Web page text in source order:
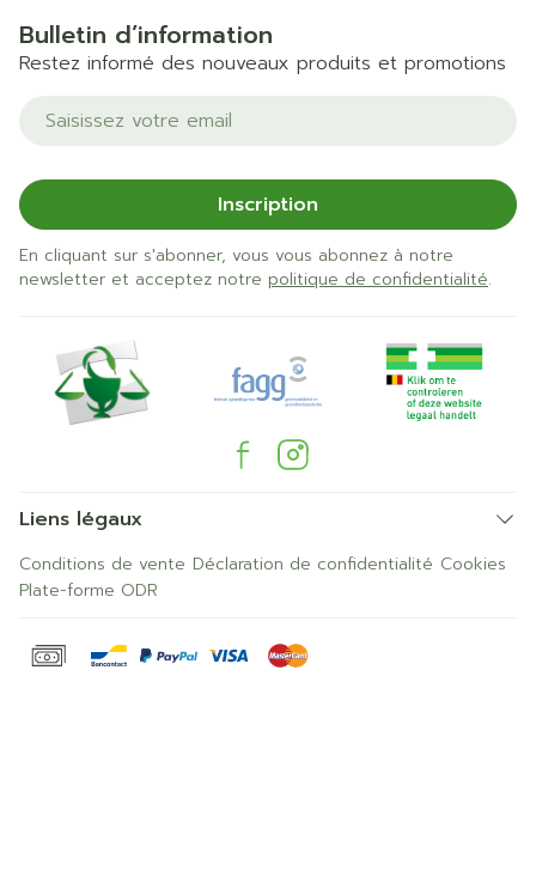
Bulletin d’information
Restez informé des nouveaux produits et promotions
Adresse mail
Inscription
En cliquant sur s'abonner, vous vous abonnez à notre
newsletter et acceptez notre politique de confidentialité.
Liens légaux
Conditions de vente Déclaration de confidentialité Cookies
Plate-forme ODR